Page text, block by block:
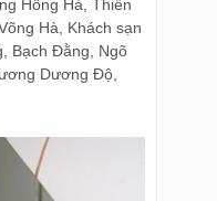
Hồng Hà, Thiên
Hà, Khách sạn
Bạch Đằng, Ngõ
Dương Độ,